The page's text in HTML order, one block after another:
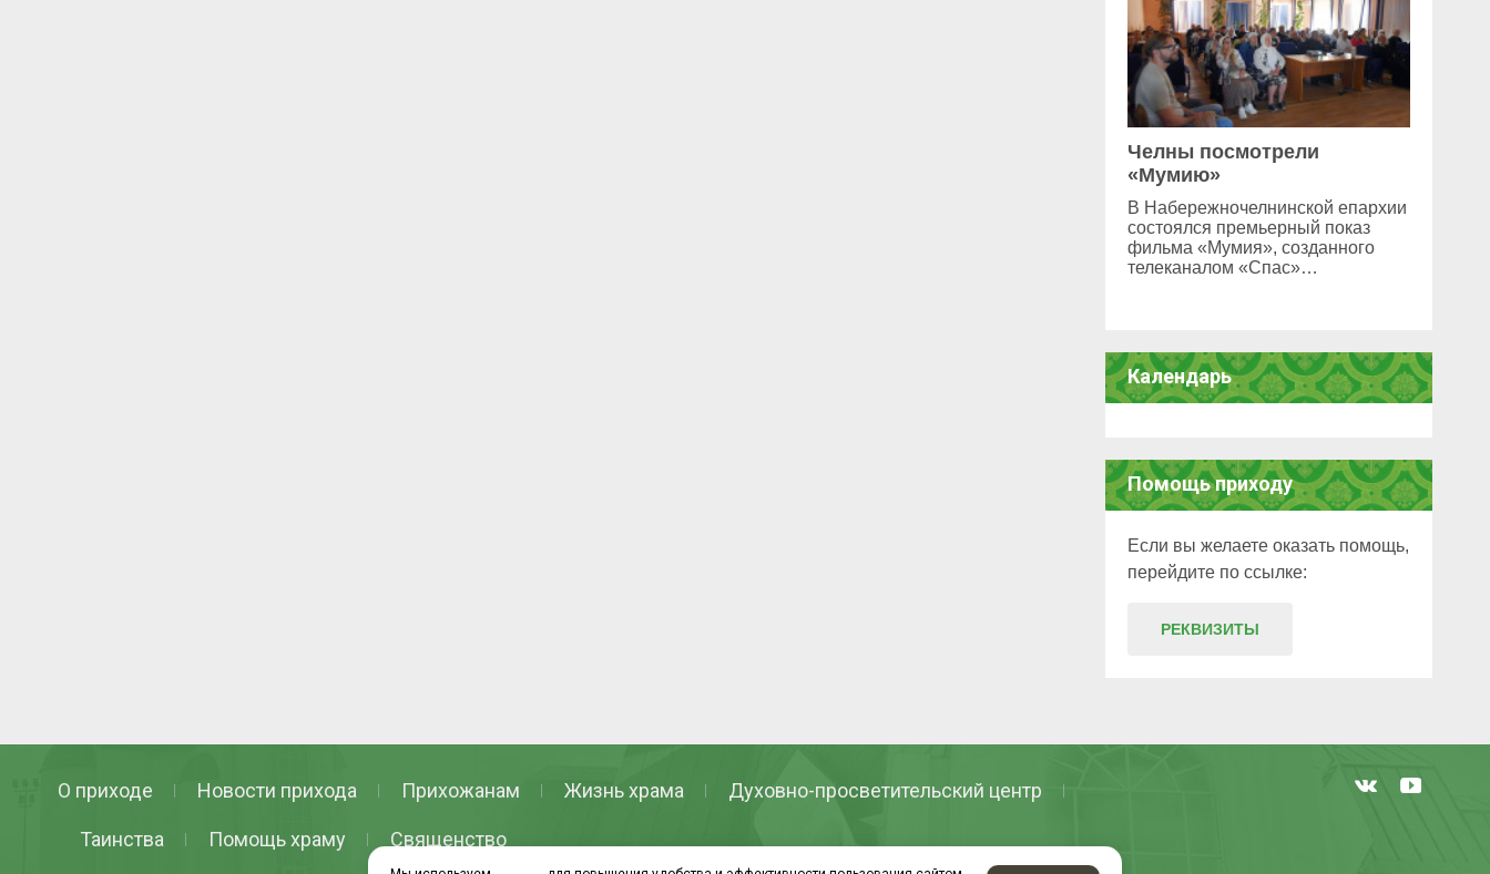
Челны посмотрели
«Мумию»
В Набережночелнинской епархии
состоялся премьерный показ
фильма «Мумия», созданного
телеканалом «Спас»…
Календарь
Помощь приходу
Если вы желаете оказать помощь,
перейдите по ссылке:
РЕКВИЗИТЫ
О приходе Новости прихода Прихожанам Жизнь храма Духовно-просветительский центр
Таинства Помощь храму Священство